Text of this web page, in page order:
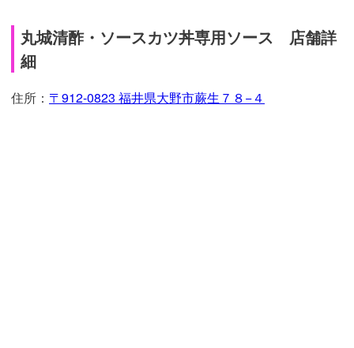
丸城清酢・ソースカツ丼専用ソース 店舗詳
細
住所： 〒912-0823 福井県大野市蕨生７８−４